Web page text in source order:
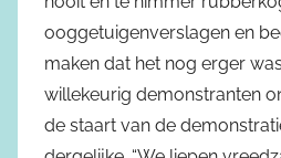
ooggetuigenverslagen en
maken dat het nog erger
willekeurig demonstranten
de staart van de